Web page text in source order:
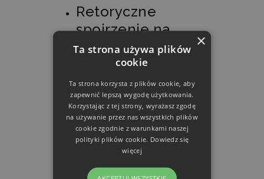
Retoryczne
spojrzenie na
ramowanie:
przegląd podejść i
procedur
Ewa Modrzejewska
190-211
PDF
Problematyka
stresu w sztuce
×
Ta strona używa plików
cookie
Ta strona korzysta z plików cookie, aby
zapewnić lepszą wygodę użytkowania.
Korzystając z tej strony, wyrażasz zgodę
na używanie przez nas wszystkich plików
cookie zgodnie z warunkami naszej
polityki plików cookie. Dowiedz się
więcej